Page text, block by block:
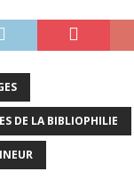
DE LA BIBLIOPHILIE